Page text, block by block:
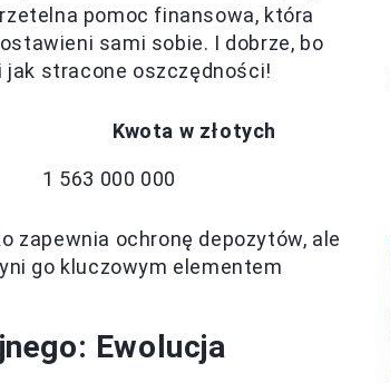
pomoc finansowa, która
sami sobie. I dobrze, bo
jak stracone oszczędności!
Kwota w złotych
1 563 000 000
zapewnia ochronę depozytów, ale
go kluczowym elementem
Ewolucja